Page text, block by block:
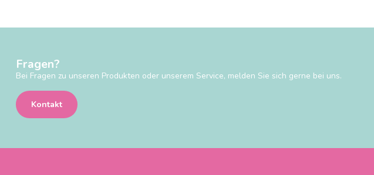
Fragen?
Bei Fragen zu unseren Produkten oder unserem Service, melden Sie sich gerne bei uns.
Kontakt